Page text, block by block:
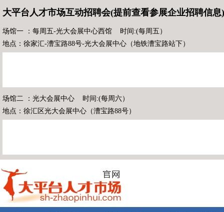
大平台人才市场互动招聘会(提前查看参展企业招聘信息)
场馆一 ：每周五-光大会展中心西馆 时间:(每周五）
地点：徐家汇-漕宝路88号-光大会展中心（地铁漕宝路站下）
场馆二 ：光大会展中心 时间:(每周六）
地点：徐汇区光大会展中心（漕宝路88号）